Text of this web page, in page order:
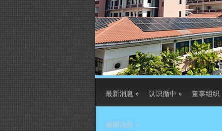
最新消息 » 认识循中 » 董事组织
逾期讯息 »